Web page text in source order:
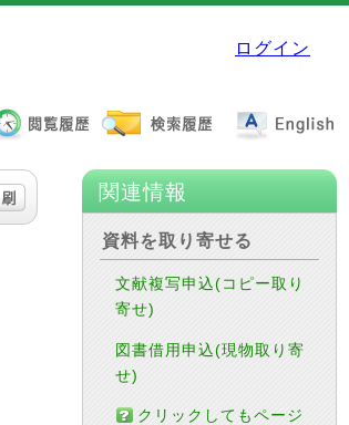
ログイン
関連情報
資料を取り寄せる
文献複写申込(コピー取り
寄せ)
図書借用申込(現物取り寄
せ)
クリックしてもページ